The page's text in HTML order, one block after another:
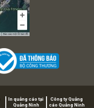
In quảng cáo tại
Quảng Ninh
Công ty Quảng
cáo Quảng Ninh